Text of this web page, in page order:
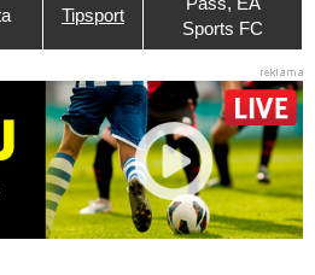
Tipsport
Sports FC